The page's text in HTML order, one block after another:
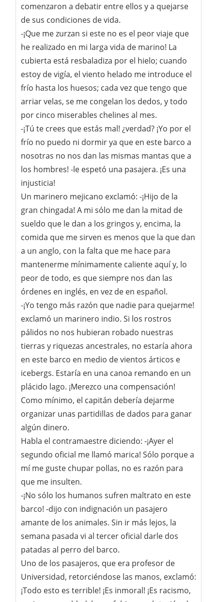
comenzaron a debatir entre ellos y a quejarse
de sus condiciones de vida.
-¡Que me zurzan si este no es el peor viaje que
he realizado en mi larga vida de marino! La
cubierta está resbaladiza por el hielo; cuando
estoy de vigía, el viento helado me introduce el
frío hasta los huesos; cada vez que tengo que
arriar velas, se me congelan los dedos, y todo
por cinco miserables chelines al mes.
-¡Tú te crees que estás mal! ¿verdad? ¡Yo por el
frío no puedo ni dormir ya que en este barco a
nosotras no nos dan las mismas mantas que a
los hombres! -le espetó una pasajera. ¡Es una
injusticia!
Un marinero mejicano exclamó: -¡Hijo de la
gran chingada! A mi sólo me dan la mitad de
sueldo que le dan a los gringos y, encima, la
comida que me sirven es menos que la que dan
a un anglo, con la falta que me hace para
mantenerme mínimamente caliente aquí y, lo
peor de todo, es que siempre nos dan las
órdenes en inglés, en vez de en español.
-¡Yo tengo más razón que nadie para quejarme!
exclamó un marinero indio. Si los rostros
pálidos no nos hubieran robado nuestras
tierras y riquezas ancestrales, no estaría ahora
en este barco en medio de vientos árticos e
icebergs. Estaría en una canoa remando en un
plácido lago. ¡Merezco una compensación!
Como mínimo, el capitán debería dejarme
organizar unas partidillas de dados para ganar
algún dinero.
Habla el contramaestre diciendo: -¡Ayer el
segundo oficial me llamó marica! Sólo porque a
mí me guste chupar pollas, no es razón para
que me insulten.
-¡No sólo los humanos sufren maltrato en este
barco! -dijo con indignación un pasajero
amante de los animales. Sin ir más lejos, la
semana pasada vi al tercer oficial darle dos
patadas al perro del barco.
Uno de los pasajeros, que era profesor de
Universidad, retorciéndose las manos, exclamó:
¡Todo esto es terrible! ¡Es inmoral! ¡Es racismo,